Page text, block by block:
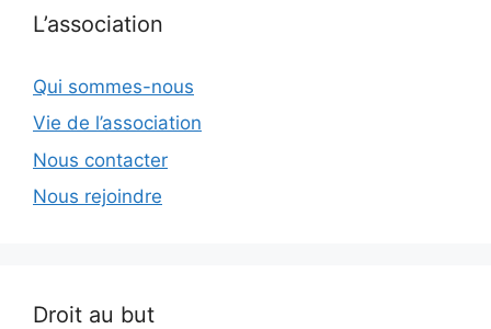
L’association
Qui sommes-nous
Vie de l’association
Nous contacter
Nous rejoindre
Droit au but